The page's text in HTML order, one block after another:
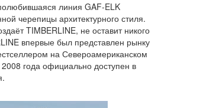
линия GAF-ELK
черепицы архитектурного стиля.
TIMBERLINE, не оставит никого
впервые был представлен рынку
на Североамериканском
года официально доступен в